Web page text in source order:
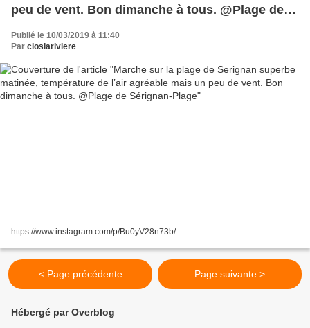
peu de vent. Bon dimanche à tous. @Plage de
Publié le 10/03/2019 à 11:40
Par closlariviere
https://www.instagram.com/p/Bu0yV28n73b/
< Page précédente Page suivante >
Hébergé par Overblog